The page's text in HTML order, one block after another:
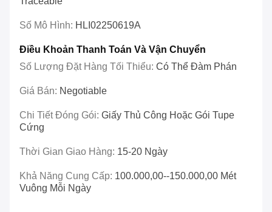
Số Mô Hình: HLI02250619A
Điều Khoản Thanh Toán Và Vận Chuyển
Số Lượng Đặt Hàng Tối Thiểu: Có Thể Đàm Phán
Giá Bán: Negotiable
Chi Tiết Đóng Gói: Giấy Thủ Công Hoặc Gói Tupe
Cứng
Thời Gian Giao Hàng: 15-20 Ngày
Khả Năng Cung Cấp: 100.000,00--150.000,00 Mét
Vuông Mỗi Ngày